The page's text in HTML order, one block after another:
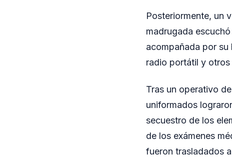
Posteriormente, un
madrugada
acompañada por su
radio portátil y otros
Tras un operativo
uniformados
secuestro de los
de los exámenes
fueron trasladados